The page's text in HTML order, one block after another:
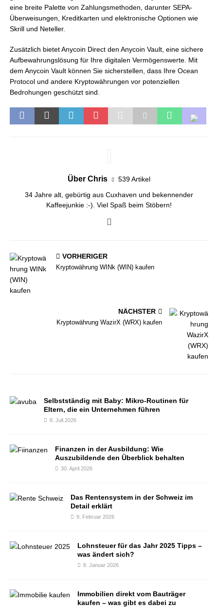
eine breite Palette von Zahlungsmethoden, darunter SEPA-
Überweisungen, Kreditkarten und elektronische Optionen wie
Skrill und Neteller.
Zusätzlich bietet Anycoin Direct den Anycoin Vault, eine sichere
Aufbewahrungslösung für Ihre digitalen Vermögenswerte. Mit
dem Anycoin Vault können Sie sicherstellen, dass Ihre Ocean
Protocol und andere Kryptowährungen vor potenziellen
Bedrohungen geschützt sind.
Über Chris 539 Artikel
34 Jahre alt, gebürtig aus Cuxhaven und bekennender
Kaffeejunkie :-). Viel Spaß beim Stöbern!
VORHERIGER
Kryptowährung WINk (WIN) kaufen
NÄCHSTER
Kryptowährung WazirX (WRX) kaufen
Selbstständig mit Baby: Mikro-Routinen für
Eltern, die ein Unternehmen führen
8. Juli 2026
Finanzen in der Ausbildung: Wie
Auszubildende den Überblick behalten
30. April 2026
Das Rentensystem in der Schweiz im
Detail erklärt
9. Februar 2026
Lohnsteuer für das Jahr 2025 Tipps –
was ändert sich?
8. Januar 2026
Immobilien direkt vom Bauträger
kaufen – was gibt es dabei zu